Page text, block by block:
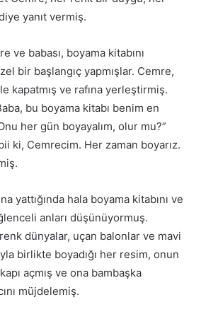
yanıt vermiş.
ve babası, boyama kitabını
bir başlangıç yapmışlar. Cemre,
kapatmış ve rafına yerleştirmiş.
bu boyama kitabı benim en
her gün boyayalım, olur mu?”
ki, Cemrecim. Her zaman boyarız.
yattığında hala boyama kitabını ve
anları düşünüyormuş.
dünyalar, uçan balonlar ve mavi
birlikte boyadığı her resim, onun
açmış ve ona bambaşka
müjdelemiş.